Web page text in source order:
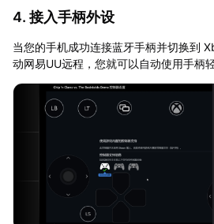
4. 接入手柄外设
当您的手机成功连接蓝牙手柄并切换到
动网易UU远程，您就可以自动使用手柄